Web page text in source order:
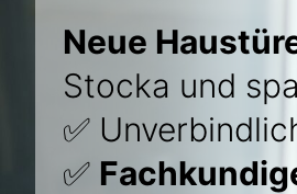
Neue
Stocka und
✅
✅